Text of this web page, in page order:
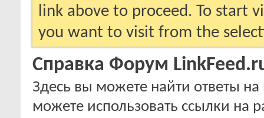
link above to proceed. To start
you want to visit from the
Справка Форум
Здесь вы можете найти ответы
можете использовать ссылки на